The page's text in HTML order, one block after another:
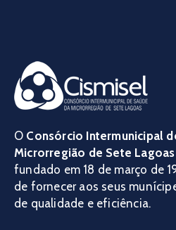
O Consórcio Intermunicipal
Microrregião de Sete Lagoas
fundado em 18 de março de
de fornecer aos seus
de qualidade e eficiência.